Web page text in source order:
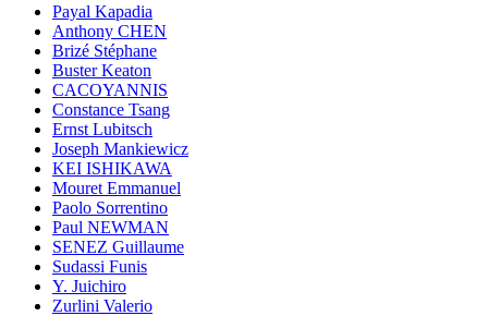
Payal Kapadia
Anthony CHEN
Brizé Stéphane
Buster Keaton
CACOYANNIS
Constance Tsang
Ernst Lubitsch
Joseph Mankiewicz
KEI ISHIKAWA
Mouret Emmanuel
Paolo Sorrentino
Paul NEWMAN
SENEZ Guillaume
Sudassi Funis
Y. Juichiro
Zurlini Valerio